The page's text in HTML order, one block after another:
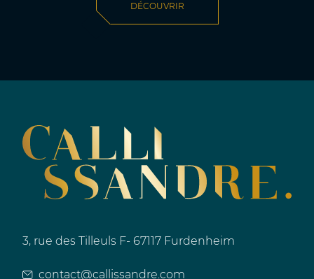
DÉCOUVRIR
3, rue des Tilleuls F- 67117 Furdenheim
contact@callissandre.com